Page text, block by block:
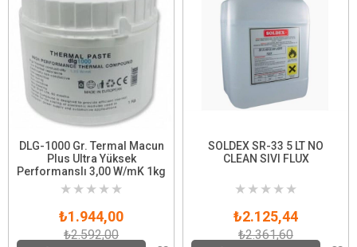
DLG-1000 Gr. Termal Macun
Plus Ultra Yüksek
Performanslı 3,00 W/mK 1kg
★ ★ ★ ★ ★
₺1.944,00
₺2.592,00
SOLDEX SR-33 5 LT NO
CLEAN SIVI FLUX
★ ★ ★ ★ ★
₺2.125,44
₺2.361,60